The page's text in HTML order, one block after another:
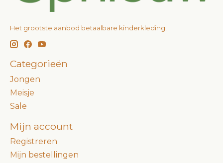
Het grootste aanbod betaalbare kinderkleding!
Categorieën
Jongen
Meisje
Sale
Mijn account
Registreren
Mijn bestellingen